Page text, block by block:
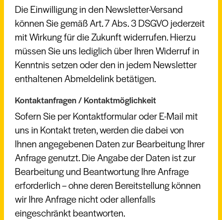
Die Einwilligung in den Newsletter-Versand
können Sie gemäß Art. 7 Abs. 3 DSGVO jederzeit
mit Wirkung für die Zukunft widerrufen. Hierzu
müssen Sie uns lediglich über Ihren Widerruf in
Kenntnis setzen oder den in jedem Newsletter
enthaltenen Abmeldelink betätigen.
Kontaktanfragen / Kontaktmöglichkeit
Sofern Sie per Kontaktformular oder E-Mail mit
uns in Kontakt treten, werden die dabei von
Ihnen angegebenen Daten zur Bearbeitung Ihrer
Anfrage genutzt. Die Angabe der Daten ist zur
Bearbeitung und Beantwortung Ihre Anfrage
erforderlich – ohne deren Bereitstellung können
wir Ihre Anfrage nicht oder allenfalls
eingeschränkt beantworten.